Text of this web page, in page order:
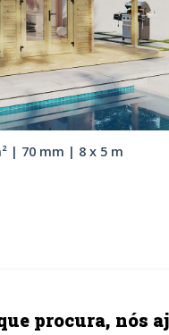
| 70 mm | 8 x 5 m
procura, nós